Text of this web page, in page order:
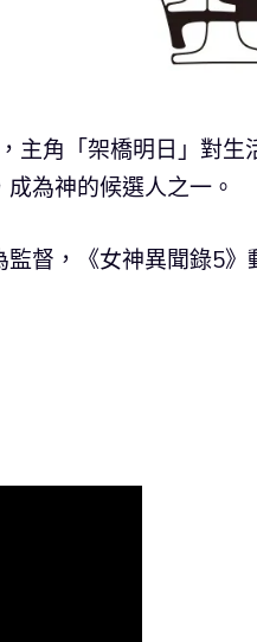
主角「架橋明日」對生
為神的候選人之一。
督，《女神異聞錄5